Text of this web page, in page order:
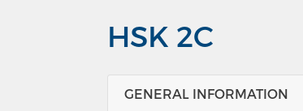
HSK 2C
GENERAL INFORMATION